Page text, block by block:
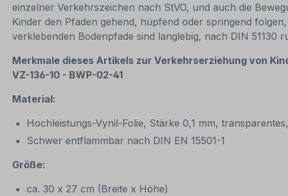
einzelner Verkehrszeichen nach StVO, und auch die
Kinder den Pfaden gehend, hüpfend oder springend
verklebenden Bodenpfade sind langlebig, nach DIN 51130
Merkmale dieses Artikels zur Verkehrserziehung von
VZ-136-10 - BWP-02-41
Material:
Hochleistungs-Vynil-Folie, Stärke 0,1 mm,
Schwer entflammbar nach DIN EN 15501-1
Größe:
ca. 30 x 27 cm (Breite x Höhe)